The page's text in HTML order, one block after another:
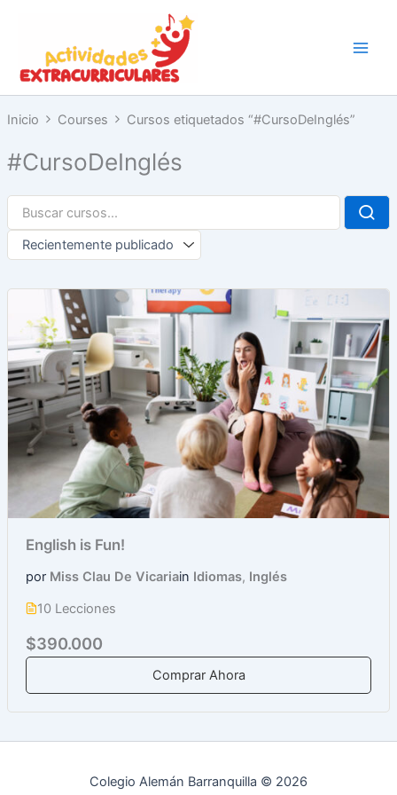
contenido
Inicio Courses Cursos etiquetados “#CursoDeInglés”
#CursoDeInglés
English is Fun!
por Miss Clau De Vicariain Idiomas, Inglés
10 Lecciones
$390.000
Comprar Ahora
Colegio Alemán Barranquilla © 2026